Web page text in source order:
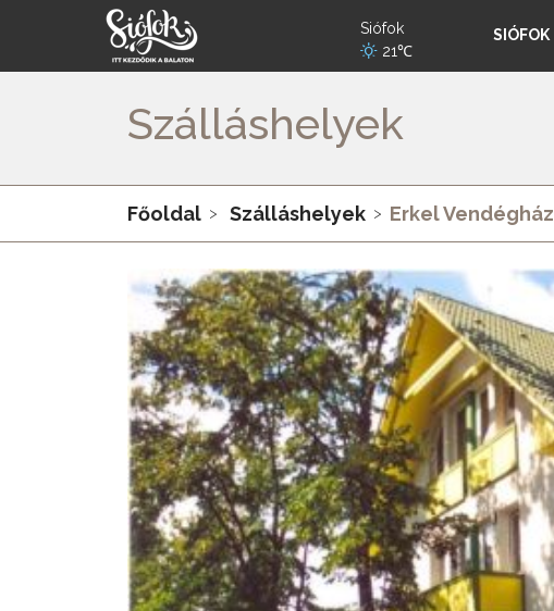
Siófok
21℃
SIÓFOK
Szálláshelyek
Főoldal Szálláshelyek Erkel Vendégház